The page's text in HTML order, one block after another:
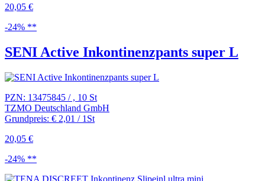
20,05 €
-24% **
SENI Active Inkontinenzpants super L
PZN: 13475845 / , 10 St
TZMO Deutschland GmbH
Grundpreis: € 2,01 / 1St
20,05 €
-24% **